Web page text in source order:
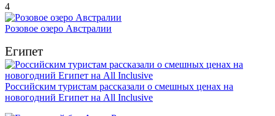
4
Розовое озеро Австралии
Египет
Российским туристам рассказали о смешных ценах на
новогодний Египет на All Inclusive